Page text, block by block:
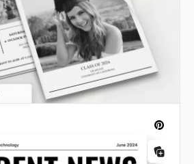
pour les enfants